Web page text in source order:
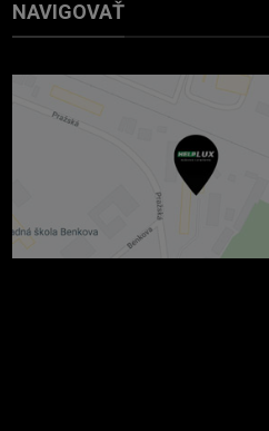
NAVIGOVAŤ